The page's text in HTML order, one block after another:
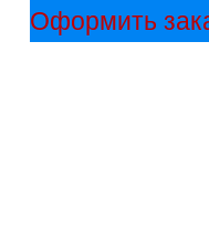
Оформить